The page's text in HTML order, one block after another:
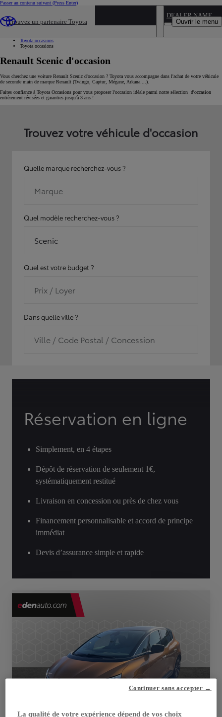
Passer au contenu suivant (Press Enter)
Trouvez un partenaire Toyota
DEALER NAME
Ouvrir le menu
Toyota occasions
Toyota occasions
Renault Scenic d'occasion
Vous cherchez une voiture Renault Scenic d'occasion ? Toyota vous accompagne dans l'achat de votre véhicule
de seconde main de marque Renault (Twingo, Captur, Mégane, Arkana ...).
Faites confiance à Toyota Occasions pour vous proposer l'occasion idéale parmi notre sélection d'occasion
entièrement révisées et garanties jusqu'à 3 ans !
Trouvez votre véhicule d'occasion
Quelle marque recherchez-vous ?
Marque
Quel modèle recherchez-vous ?
Scenic
Quel est votre budget ?
Prix / Loyer
Dans quelle ville ?
Ville / Code Postal / Concession
Réservation en ligne
Simplement, en 4 étapes
Dépôt de réservation de seulement 1€,
systématiquement restitué
Livraison en concession ou près de chez vous
Financement personnalisable et accord de principe
immédiat
Devis d’assurance simple et rapide
La qualité de votre expérience dépend de vos choix
Continuer sans accepter →